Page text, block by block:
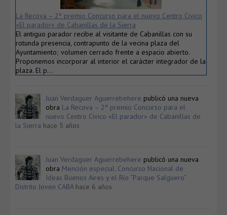
La Recova – 2º premio Concurso para el nuevo Centro Civico
«El parador» de Cabanillas de la Sierra
El antiguo parador recibe al visitante de Cabanillas con su
rotunda presencia, contrapunto de la vecina plaza del
Ayuntamiento; volumen cerrado frente a espacio abierto.
Proponemos incorporar al interior el carácter integrador de la
plaza. El p…
Juan Verdaguer Aguerrebehere publicó una nueva
obra La Recova – 2º premio Concurso para el
nuevo Centro Civico «El parador» de Cabanillas de
la Sierra hace 5 años
Juan Verdaguer Aguerrebehere publicó una nueva
obra Mención especial. Concurso Nacional de
Ideas Buenos Aires y el Río “Parque Salguero”
Distrito Joven CABA hace 6 años